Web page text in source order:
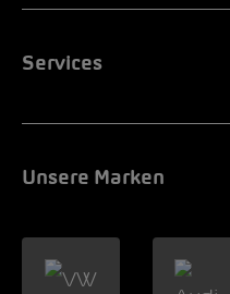
Services
Unsere Marken